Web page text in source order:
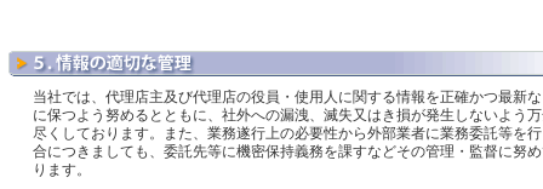
当社では、代理店主及び代理店の役員・使用人に関する情報を正確かつ最新
に保つよう努めるとともに、社外への漏洩、滅失又はき損が発生しないよう
尽くしております。また、業務遂行上の必要性から外部業者に業務委託等を
合につきましても、委託先等に機密保持義務を課すなどその管理・監督に努
ります。